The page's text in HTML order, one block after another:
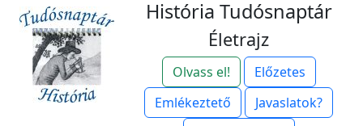
História Tudósnaptár
Életrajz
Olvass el!
Előzetes
Emlékeztető
Javaslatok?